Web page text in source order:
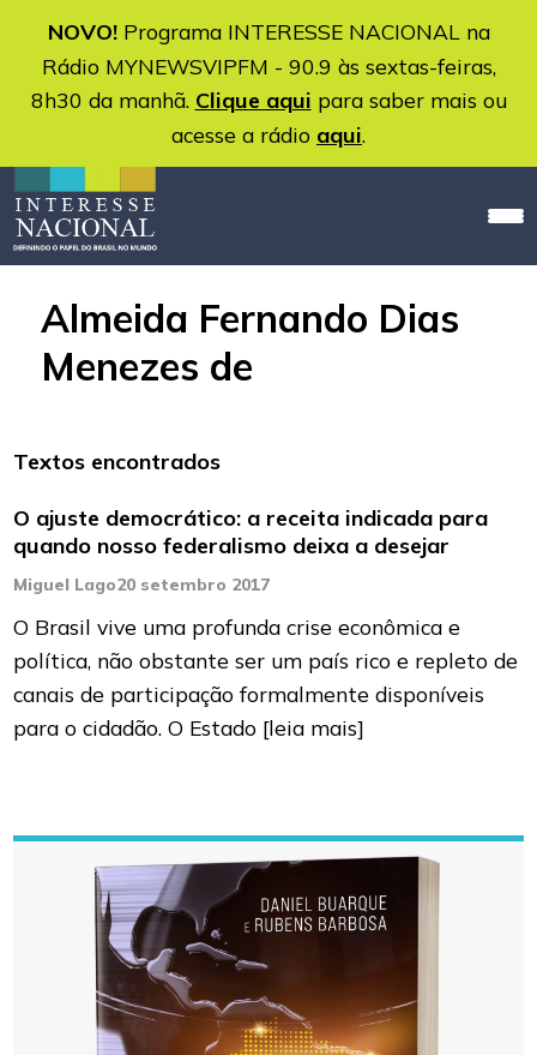
NOVO!Programa INTERESSE NACIONAL na
Rádio MYNEWSVIPFM - 90.9 às sextas-feiras,
8h30 da manhã. Clique aqui para saber mais ou
acesse a rádio aqui.
Almeida Fernando Dias
Menezes de
Textos encontrados
O ajuste democrático: a receita indicada para
quando nosso federalismo deixa a desejar
Miguel Lago20 setembro 2017
O Brasil vive uma profunda crise econômica e
política, não obstante ser um país rico e repleto de
canais de participação formalmente disponíveis
para o cidadão. O Estado [leia mais]